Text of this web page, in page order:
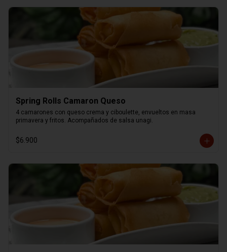
Spring Rolls Camaron Queso
4 camarones con queso crema y ciboulette, envueltos en masa
primavera y fritos. Acompañados de salsa unagi.
$6.900